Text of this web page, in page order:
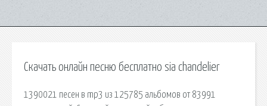
Скачать онлайн песню бесплатно sia chandelier
1390021 песен в mp3 из 125785 альбомов от 83991